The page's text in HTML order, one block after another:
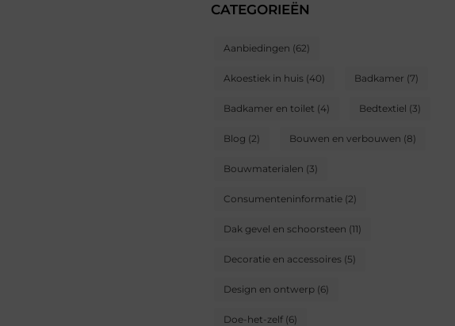
CATEGORIEËN
Aanbiedingen (62)
Akoestiek in huis (40) Badkamer (7)
Badkamer en toilet (4) Bedtextiel (3)
Blog (2) Bouwen en verbouwen (8)
Bouwmaterialen (3)
Consumenteninformatie (2)
Dak gevel en schoorsteen (11)
Decoratie en accessoires (5)
Design en ontwerp (6)
Doe-het-zelf (6)